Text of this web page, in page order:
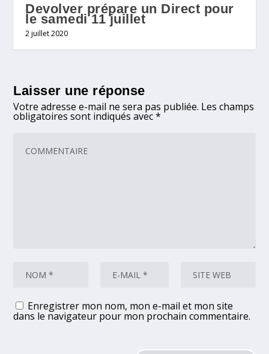
Devolver prépare un Direct pour
le samedi 11 juillet
2 juillet 2020
Laisser une réponse
Votre adresse e-mail ne sera pas publiée. Les champs
obligatoires sont indiqués avec*
Enregistrer mon nom, mon e-mail et mon site
dans le navigateur pour mon prochain commentaire.